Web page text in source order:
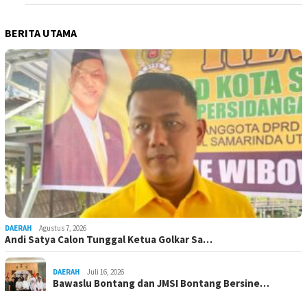
BERITA UTAMA
DAERAH Agustus 7, 2026
Andi Satya Calon Tunggal Ketua Golkar Sa…
DAERAH Juli 16, 2026
Bawaslu Bontang dan JMSI Bontang Bersine…